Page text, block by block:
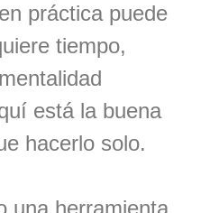
práctica puede
tiempo,
está la buena
hacerlo solo.